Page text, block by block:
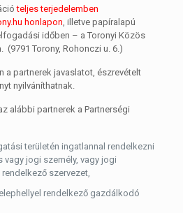
teljes terjedelemben
honlapon , illetve papíralapú
időben – a Toronyi Közös
(9791 Torony, Rohonczi u. 6.)
a partnerek javaslatot, észrevételt
nyilváníthatnak.
alábbi partnerek a Partnerségi
területén ingatlannal rendelkezni
jogi személy, vagy jogi
szervezet,
rendelkező gazdálkodó